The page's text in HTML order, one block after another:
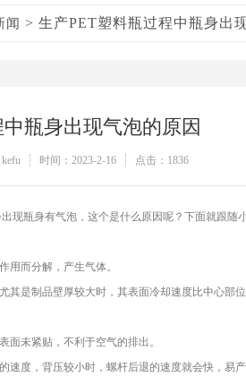
闻 > 生产PET塑料瓶过程中瓶身出
瓶身出现气泡的原因
时间：2023-2-16 点击：1836
现瓶身有气泡，这个是什么原因呢？下面就跟随
用而分解，产生气体。
其是制品壁厚较大时，其表面冷却速度比中心部
面未紧贴，不利于空气的排出。
速度，背压较小时，螺杆后退的速度就会快，易